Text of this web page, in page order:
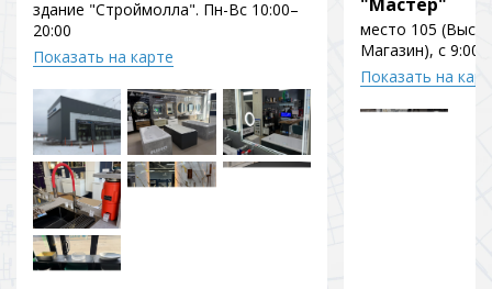
здание "Строймолла". Пн-Вс 10:00–
20:00
Показать на карте
место 105
Магазин), с 9:00
Показать на